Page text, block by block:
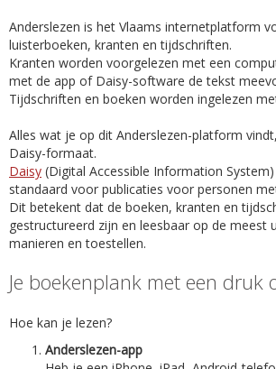
Anderslezen is het Vlaams internetplatform
luisterboeken, kranten en tijdschriften.
Kranten worden voorgelezen met een
met de app of Daisy-software de tekst
Tijdschriften en boeken worden ingelezen
Alles wat je op dit Anderslezen-platform
Daisy-formaat.
Daisy (Digital Accessible Information
standaard voor publicaties voor personen
Dit betekent dat de boeken, kranten en
gestructureerd zijn en leesbaar op de meest
manieren en toestellen.
Je boekenplank met een druk
Hoe kan je lezen?
Anderslezen-app